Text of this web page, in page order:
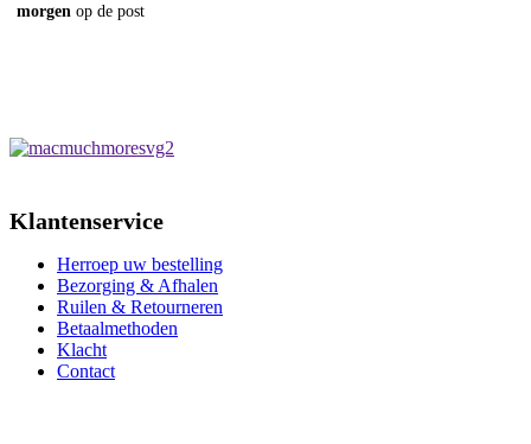
morgenop de post
Klantenservice
Herroep uw bestelling
Bezorging & Afhalen
Ruilen & Retourneren
Betaalmethoden
Klacht
Contact